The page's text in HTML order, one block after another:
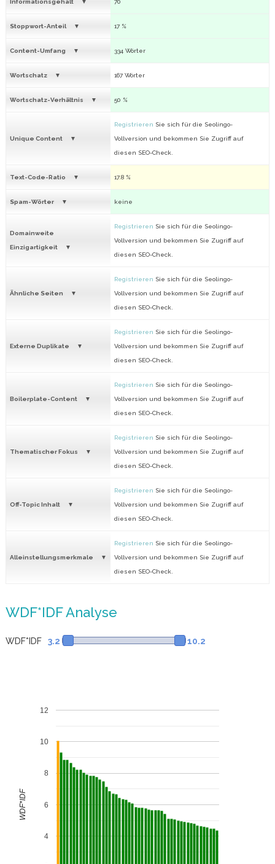
Informationsgehalt 70
Stoppwort-Anteil 17 %
Content-Umfang 334 Wörter
Wortschatz 167 Wörter
Wortschatz-Verhältnis 50 %
Unique Content
Registrieren Sie sich für die Seolingo-
Vollversion und bekommen Sie Zugriff auf
diesen SEO-Check.
Text-Code-Ratio 17.8 %
Spam-Wörter keine
Domainweite
Einzigartigkeit
Registrieren Sie sich für die Seolingo-
Vollversion und bekommen Sie Zugriff auf
diesen SEO-Check.
Ähnliche Seiten
Registrieren Sie sich für die Seolingo-
Vollversion und bekommen Sie Zugriff auf
diesen SEO-Check.
Externe Duplikate
Registrieren Sie sich für die Seolingo-
Vollversion und bekommen Sie Zugriff auf
diesen SEO-Check.
Boilerplate-Content
Registrieren Sie sich für die Seolingo-
Vollversion und bekommen Sie Zugriff auf
diesen SEO-Check.
Thematischer Fokus
Registrieren Sie sich für die Seolingo-
Vollversion und bekommen Sie Zugriff auf
diesen SEO-Check.
Off-Topic Inhalt
Registrieren Sie sich für die Seolingo-
Vollversion und bekommen Sie Zugriff auf
diesen SEO-Check.
Alleinstellungsmerkmale
Registrieren Sie sich für die Seolingo-
Vollversion und bekommen Sie Zugriff auf
diesen SEO-Check.
WDF*IDF Analyse
WDF*IDF 3.2 10.2
4
6
8
10
12
WDF*IDF